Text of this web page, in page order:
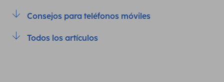
Consejos para teléfonos móviles
Todos los artículos